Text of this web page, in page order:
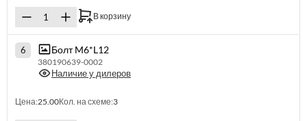
В корзину
6 Болт M6*L12
380190639-0002
Наличие у дилеров
Цена:25.00Кол. на схеме:3